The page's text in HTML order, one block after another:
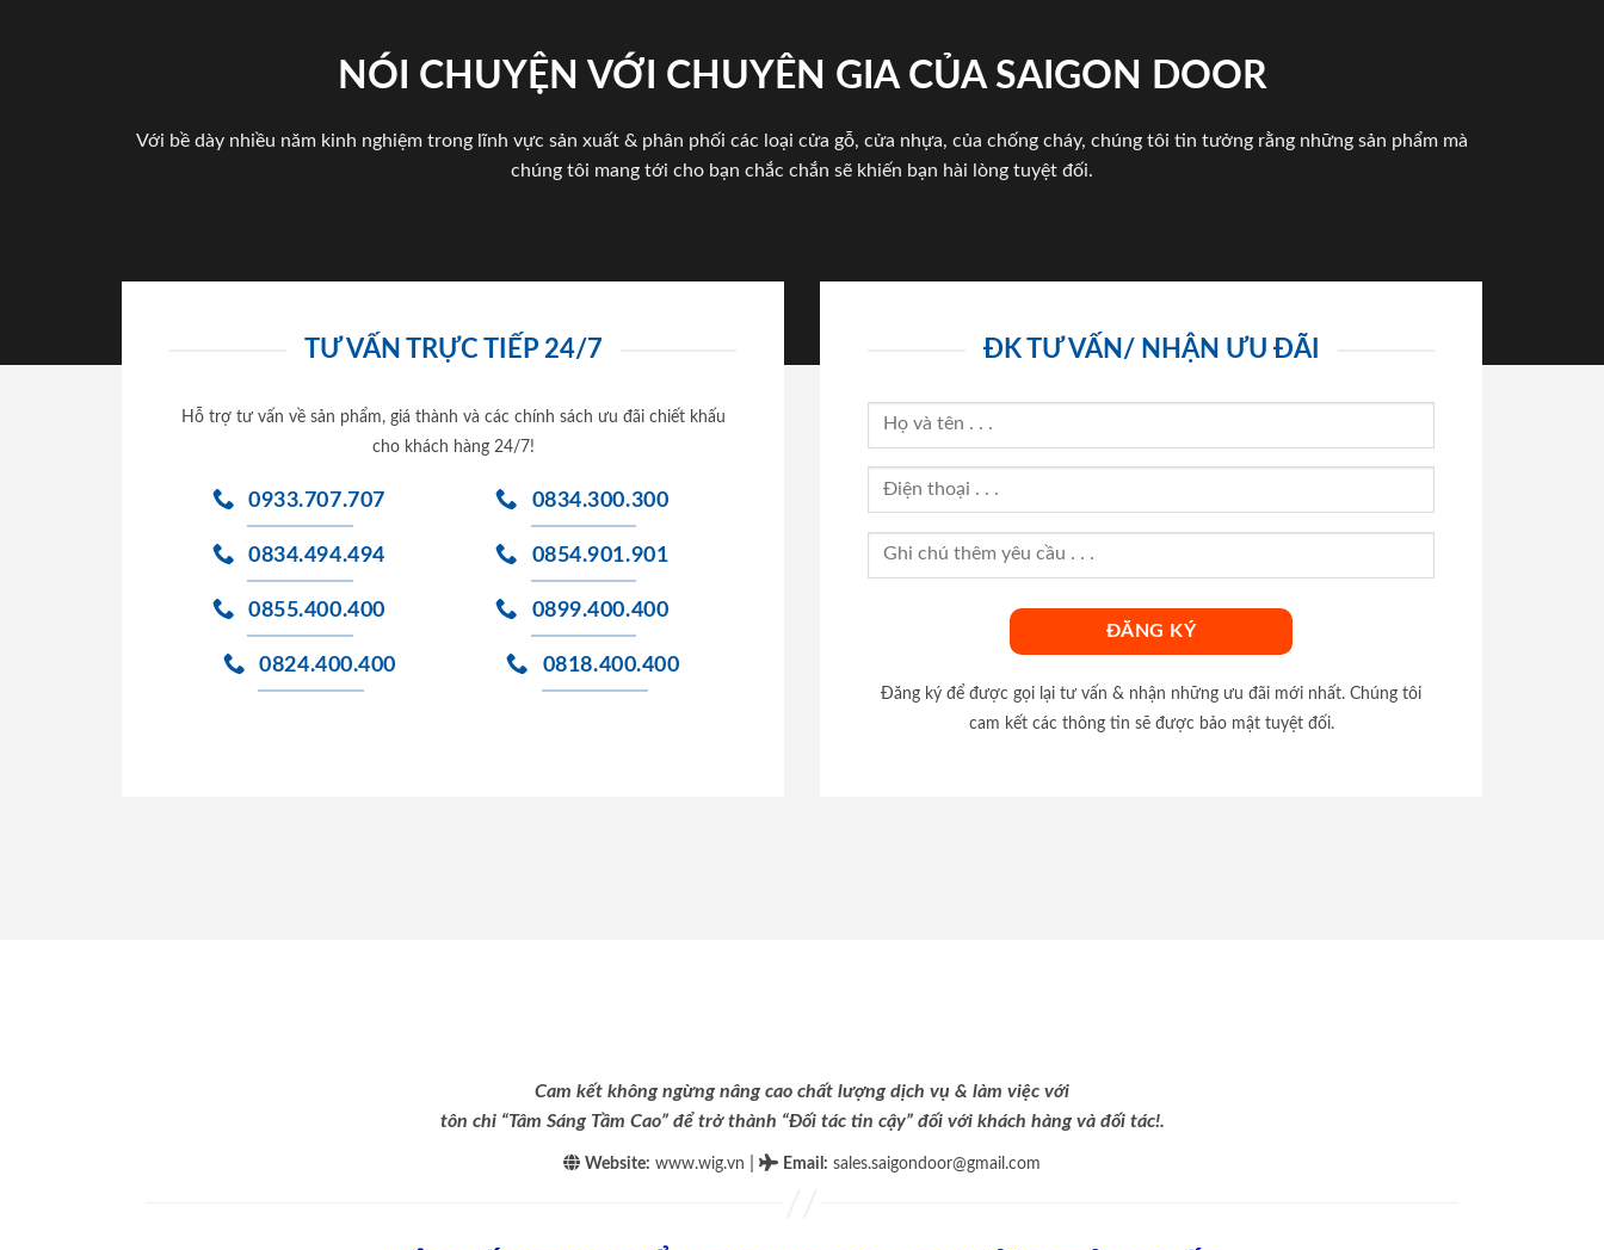
NÓI CHUYỆN VỚI CHUYÊN GIA CỦA SAIGON DOOR
Với bề dày nhiều năm kinh nghiệm trong lĩnh vực sản xuất & phân phối các loại cửa gỗ, cửa nhựa, của chống cháy, chúng tôi tin tưởng rằng những sản phẩm mà
chúng tôi mang tới cho bạn chắc chắn sẽ khiến bạn hài lòng tuyệt đối.
TƯ VẤN TRỰC TIẾP 24/7
Hỗ trợ tư vấn về sản phẩm, giá thành và các chính sách ưu đãi chiết khấu
cho khách hàng 24/7!
0933.707.707
0834.494.494
0855.400.400
0824.400.400
0834.300.300
0854.901.901
0899.400.400
0818.400.400
ĐK TƯ VẤN/ NHẬN ƯU ĐÃI
Đăng ký để được gọi lại tư vấn & nhận những ưu đãi mới nhất. Chúng tôi
cam kết các thông tin sẽ được bảo mật tuyệt đối.
Cam kết không ngừng nâng cao chất lượng dịch vụ & làm việc với
tôn chỉ “Tâm Sáng Tầm Cao” để trở thành “Đối tác tin cậy” đối với khách hàng và đối tác!.
Website: www.wig.vn Email : sales.saigondoor@gmail.com